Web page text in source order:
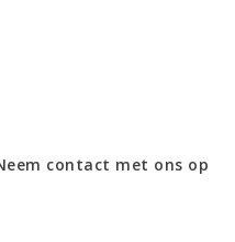
contact met ons op